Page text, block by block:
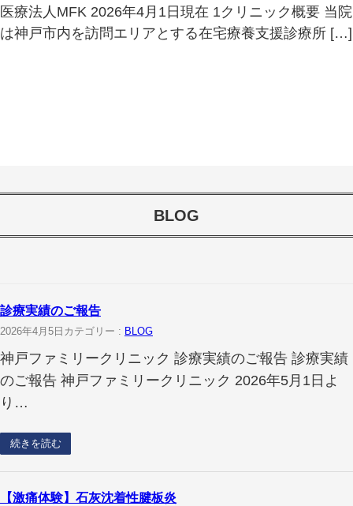
医療法人MFK 2026年4月1日現在 1クリニック概要 当院
は神戸市内を訪問エリアとする在宅療養支援診療所 […]
BLOG
診療実績のご報告
2026年4月5日 カテゴリー : BLOG
神戸ファミリークリニック 診療実績のご報告 診療実績
のご報告 神戸ファミリークリニック 2026年5月1日よ
り…
続きを読む
【激痛体験】石灰沈着性腱板炎